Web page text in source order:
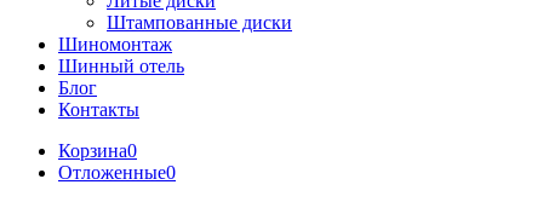
Штампованные диски
Шиномонтаж
Шинный отель
Блог
Контакты
Корзина0
Отложенные0